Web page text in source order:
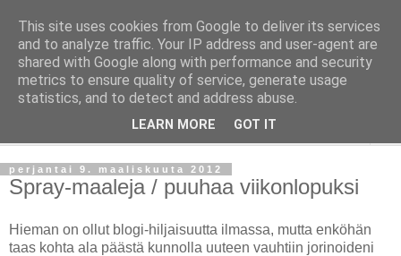
Taloja ja Toiveita
[ Sisustaa ] [ Remontoi ] [ Tuunaa ] [ Haaveilee ] [ Reissaa ]
perjantai 9. maaliskuuta 2012
Spray-maaleja / puuhaa viikonlopuksi
Hieman on ollut blogi-hiljaisuutta ilmassa, mutta enköhän
taas kohta ala päästä kunnolla uuteen vauhtiin jorinoideni
This site uses cookies from Google to deliver its services
and to analyze traffic. Your IP address and user-agent are
shared with Google along with performance and security
metrics to ensure quality of service, generate usage
statistics, and to detect and address abuse.
LEARN MORE GOT IT